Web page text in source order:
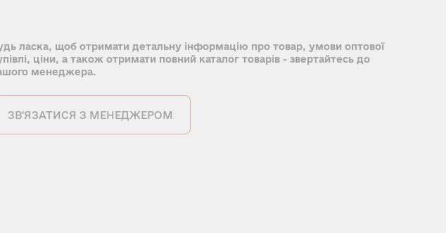
ласка, щоб отримати детальну інформацію про товар, умови оптової
ціни, а також отримати повний каталог товарів - звертайтесь до
менеджера.
ЗВ'ЯЗАТИСЯ З МЕНЕДЖЕРОМ